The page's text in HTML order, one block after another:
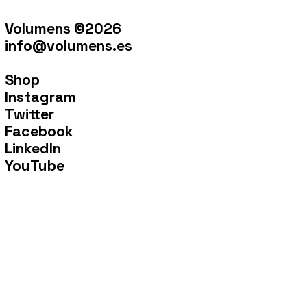
Volumens ©2026
info@volumens.es
Shop
Instagram
Twitter
Facebook
LinkedIn
YouTube